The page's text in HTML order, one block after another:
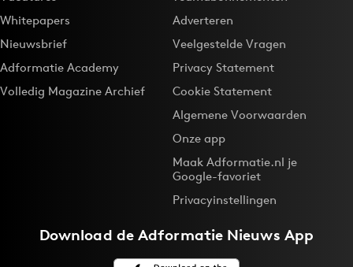
Whitepapers
Nieuwsbrief
Adformatie Academy
Volledig Magazine Archief
Adverteren
Veelgestelde Vragen
Privacy Statement
Cookie Statement
Algemene Voorwaarden
Onze app
Maak Adformatie.nl je
Google-favoriet
Privacyinstellingen
Download deAdformatie Nieuws App